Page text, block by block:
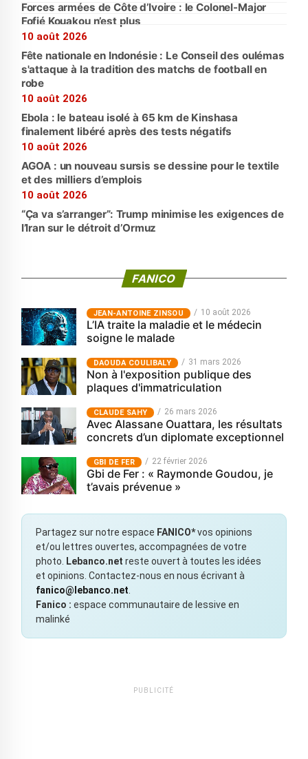
Forces armées de Côte d’Ivoire : le Colonel-Major
Fofié Kouakou n’est plus
10 août 2026
Fête nationale en Indonésie : Le Conseil des oulémas
s'attaque à la tradition des matchs de football en
robe
10 août 2026
Ebola : le bateau isolé à 65 km de Kinshasa
finalement libéré après des tests négatifs
10 août 2026
AGOA : un nouveau sursis se dessine pour le textile
et des milliers d’emplois
10 août 2026
“Ça va s’arranger”: Trump minimise les exigences de
l’Iran sur le détroit d’Ormuz
FANICO
JEAN-ANTOINE ZINSOU 10 août 2026
L’IA traite la maladie et le médecin
soigne le malade
‎DAOUDA COULIBALY 31 mars 2026
Non à l'exposition publique des
plaques d'immatriculation
CLAUDE SAHY 26 mars 2026
Avec Alassane Ouattara, les résultats
concrets d’un diplomate exceptionnel
GBI DE FER 22 février 2026
Gbi de Fer : « Raymonde Goudou, je
t’avais prévenue »
Partagez sur notre espace FANICO*vos opinions
et/ou lettres ouvertes, accompagnées de votre
photo.
Lebanco.net reste ouvert à toutes les idées
et opinions. Contactez-nous en nous écrivant à
fanico@lebanco.net
Fanico : espace communautaire de lessive en
malinké
PUBLICITÉ